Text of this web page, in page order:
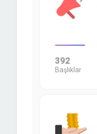
392
Başlıklar